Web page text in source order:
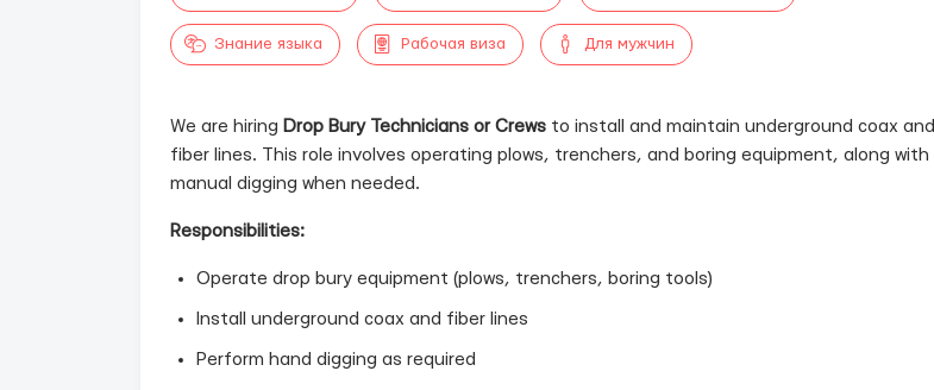
Знание языка Рабочая виза Для мужчин
We are hiring Drop Bury Technicians or Crews to install and maintain underground coax and
fiber lines. This role involves operating plows, trenchers, and boring equipment, along with
manual digging when needed.
Responsibilities:
Operate drop bury equipment (plows, trenchers, boring tools)
Install underground coax and fiber lines
Perform hand digging as required